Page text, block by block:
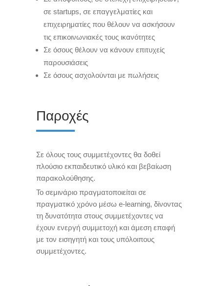
σε startups, σε επαγγελματίες και
επιχειρηματίες που θέλουν να ασκήσουν
τις επικοινωνιακές τους ικανότητες
Σε όσους θέλουν να κάνουν επιτυχείς
παρουσιάσεις
Σε όσους ασχολούνται με πωλήσεις
Παροχές
Σε όλους τους συμμετέχοντες θα δοθεί
πλούσιο εκπαιδευτικό υλικό και βεβαίωση
παρακολούθησης.
Το σεμινάριο πραγματοποιείται σε
πραγματικό χρόνο μέσω e-learning, δίνοντας
τη δυνατότητα στους συμμετέχοντες να
έχουν ενεργή συμμετοχή και άμεση επαφή
με τον εισηγητή και τους υπόλοιπους
συμμετέχοντες.